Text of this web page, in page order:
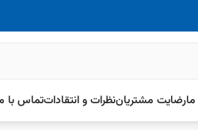
رضایت مشتریاننظرات و انتقاداتتماس با